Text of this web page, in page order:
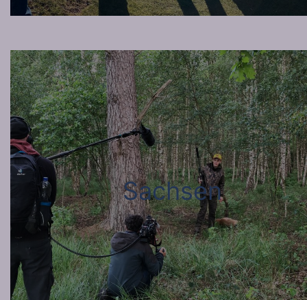
Sachsen